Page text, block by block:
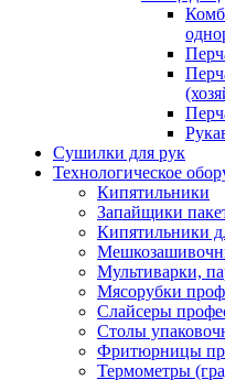
Сушилки для рук
Технологическое
Кипятильники
Запайщики
Кипятильники
Мультиварки,
Мясорубки
Слайсеры
Столы
Фритюрницы
Термометры